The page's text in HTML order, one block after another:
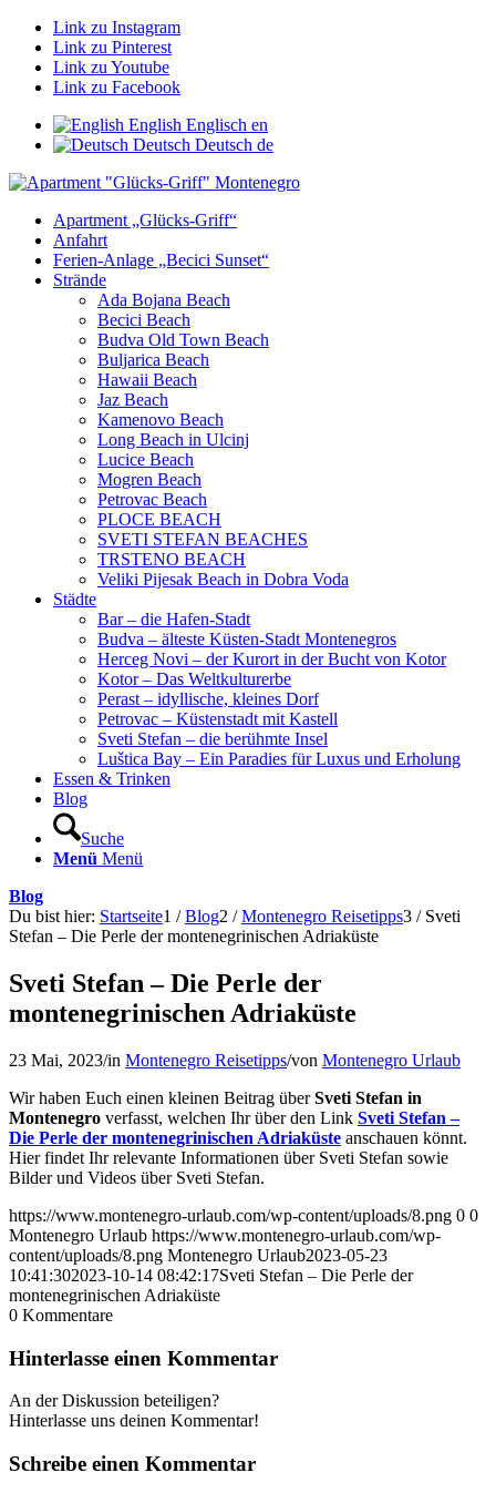
Link zu Instagram
Link zu Pinterest
Link zu Youtube
Link zu Facebook
English Englisch en
Deutsch Deutsch de
Apartment „Glücks-Griff“
Anfahrt
Ferien-Anlage „Becici Sunset“
Strände
Ada Bojana Beach
Becici Beach
Budva Old Town Beach
Buljarica Beach
Hawaii Beach
Jaz Beach
Kamenovo Beach
Long Beach in Ulcinj
Lucice Beach
Mogren Beach
Petrovac Beach
PLOCE BEACH
SVETI STEFAN BEACHES
TRSTENO BEACH
Veliki Pijesak Beach in Dobra Voda
Städte
Bar – die Hafen-Stadt
Budva – älteste Küsten-Stadt Montenegros
Herceg Novi – der Kurort in der Bucht von Kotor
Kotor – Das Weltkulturerbe
Perast – idyllische, kleines Dorf
Petrovac – Küstenstadt mit Kastell
Sveti Stefan – die berühmte Insel
Luštica Bay – Ein Paradies für Luxus und Erholung
Essen & Trinken
Blog
Suche
Menü Menü
Blog
Du bist hier: Startseite1 / Blog2 / Montenegro Reisetipps3 / Sveti
Stefan – Die Perle der montenegrinischen Adriaküste
Sveti Stefan – Die Perle der
montenegrinischen Adriaküste
23 Mai, 2023/in Montenegro Reisetipps/von Montenegro Urlaub
Wir haben Euch einen kleinen Beitrag überSveti Stefan in
Montenegro verfasst, welchen Ihr über den Link Sveti Stefan –
Die Perle der montenegrinischen Adriaküste anschauen könnt.
Hier findet Ihr relevante Informationen über Sveti Stefan sowie
Bilder und Videos über Sveti Stefan.
https://www.montenegro-urlaub.com/wp-content/uploads/8.png 0 0
Montenegro Urlaub https://www.montenegro-urlaub.com/wp-
content/uploads/8.png Montenegro Urlaub2023-05-23
10:41:302023-10-14 08:42:17Sveti Stefan – Die Perle der
montenegrinischen Adriaküste
0 Kommentare
Hinterlasse einen Kommentar
An der Diskussion beteiligen?
Hinterlasse uns deinen Kommentar!
Schreibe einen Kommentar